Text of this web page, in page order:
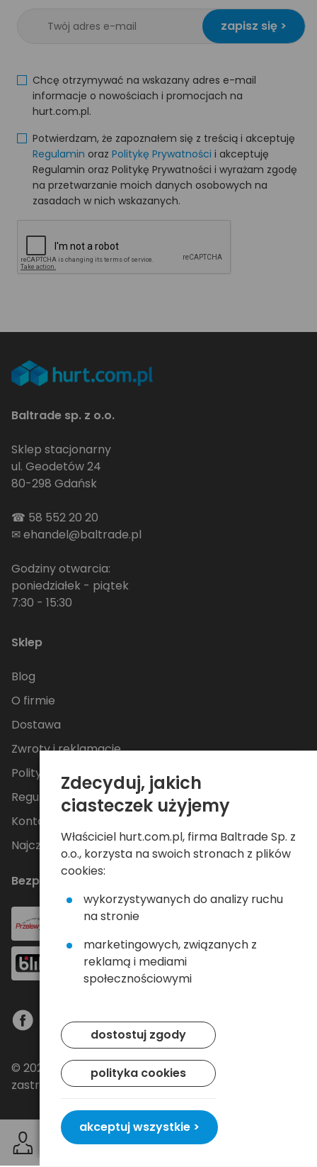
zapisz się >
Chcę otrzymywać na wskazany adres e-mail
informacje o nowościach i promocjach na
hurt.com.pl.
Potwierdzam, że zapoznałem się z treścią i akceptuję
Regulamin oraz Politykę Prywatności i akceptuję
Regulamin oraz Politykę Prywatności i wyrażam zgodę
na przetwarzanie moich danych osobowych na
zasadach w nich wskazanych.
Baltrade sp. z o.o.
Sklep stacjonarny
ul. Geodetów 24
80-298 Gdańsk
☎ 58 552 20 20
✉ehandel@baltrade.pl
Godziny otwarcia:
poniedziałek - piątek
7:30 - 15:30
Sklep
Blog
O firmie
Dostawa
Zwroty i reklamacje
Polityka Prywatności
Regulamin
Kontakt
Najczęściej zadawane pytania
Bezpieczne płatności
© 2024 Baltrade sp. z o.o. - Wszelkie prawa
zastrzeżone.
Zdecyduj, jakich
ciasteczek użyjemy
Właściciel hurt.com.pl, firma Baltrade Sp. z
o.o., korzysta na swoich stronach z plików
cookies:
wykorzystywanych do analizy ruchu
na stronie
marketingowych, związanych z
reklamą i mediami
społecznościowymi
dostostuj zgody
polityka cookies
akceptuj wszystkie >